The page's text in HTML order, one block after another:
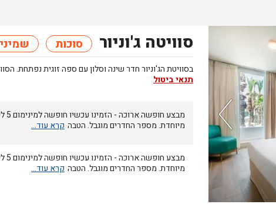
סוויטה ג'וניור סוכות
בסוויטת הג'וניור חדר שינה וסלון עם ספה זוגית נפתחת.
תנאי ביטול
מיוחדת. מספר החדרים מוגבל. הטבה
מיוחדת. מספר החדרים מוגבל. הטבה